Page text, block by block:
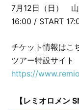
7月12日（日）
16:00 / START
チケット情報はこ
ツアー特設サイト
https://
【レミオロメン